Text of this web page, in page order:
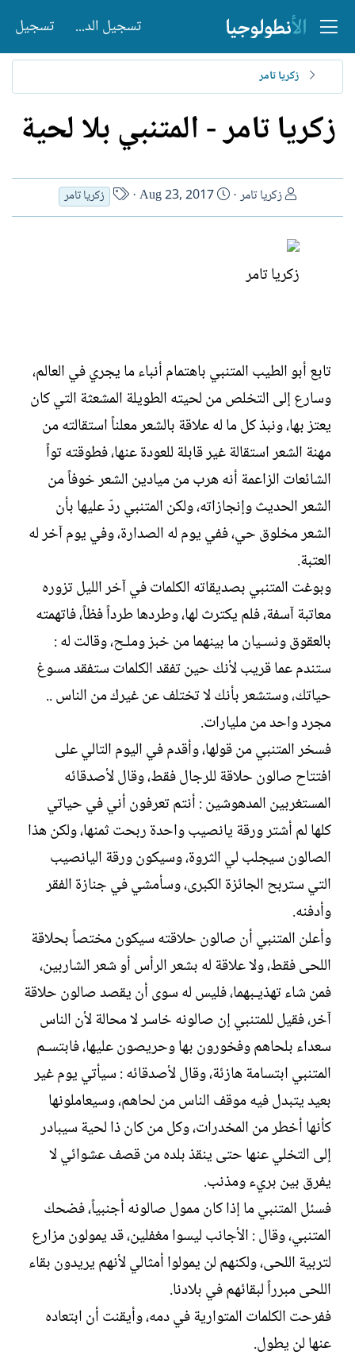
تسجيل الدخول تسجيل
زكريا تامر
زكريا تامر - المتنبي بلا لحية
ا
ل
زكريا تامر
ت
ا
ا
ء
Aug 23, 2017
ا
س
زكريا تامر
زكريا تامر
تابع أبو الطيب المتنبي باهتمام أنباء ما يجري في العالم،
وسارع إلى التخلص من لحيته الطويلة المشعثة التي كان
يعتز بها، ونبذ كل ما له علاقة بالشعر معلناً استقالته من
مهنة الشعر استقالة غير قابلة للعودة عنها، فطوقته تواً
الشائعات الزاعمة أنه هرب من ميادين الشعر خوفاً من
الشعر الحديث وإنجازاته، ولكن المتنبي ردّ عليها بأن
الشعر مخلوق حي، ففي يوم له الصدارة، وفي يوم آخر له
العتبة.
وبوغت المتنبي بصديقاته الكلمات في آخر الليل تزوره
معاتبة آسفة، فلم يكترث لها، وطردها طرداً فظاً، فاتهمته
بالعقوق ونسـيان ما بينهما من خبز وملـح، وقالت له :
ستندم عما قريب لأنك حين تفقد الكلمات ستفقد مسوغ
حياتك، وستشعر بأنك لا تختلف عن غيرك من الناس ..
مجرد واحد من مليارات.
فسخر المتنبي من قولها، وأقدم في اليوم التالي على
افتتاح صالون حلاقة للرجال فقط، وقال لأصدقائه
المستغربين المدهوشين : أنتم تعرفون أني في حياتي
كلها لم أشتر ورقة يانصيب واحدة ربحت ثمنها، ولكن هذا
الصالون سيجلب لي الثروة، وسيكون ورقة اليانصيب
التي ستربح الجائزة الكبرى، وسأمشي في جنازة الفقر
وأدفنه.
وأعلن المتنبي أن صالون حلاقته سيكون مختصاً بحلاقة
اللحى فقط، ولا علاقة له بشعر الرأس أو شعر الشاربين،
فمن شاء تهذيـبهما، فليس له سوى أن يقصد صالون حلاقة
آخر، فقيل للمتنبي إن صالونه خاسر لا محالة لأن الناس
سعداء بلحاهم وفخورون بها وحريصون عليها، فابتسـم
المتنبي ابتسامة هازئة، وقال لأصدقائه : سيأتي يوم غير
بعيد يتبدل فيه موقف الناس من لحاهم، وسيعاملونها
كأنها أخطر من المخدرات، وكل من كان ذا لحية سيبادر
إلى التخلي عنها حتى ينقذ بلده من قصف عشوائي لا
يفرق بين بريء ومذنب.
فسئل المتنبي ما إذا كان ممول صالونه أجنبياً، فضحك
المتنبي، وقال : الأجانب ليسوا مغفلين، قد يمولون مزارع
لتربية اللحى، ولكنهم لن يمولوا أمثالي لأنهم يريدون بقاء
اللحى مبرراً لبقائهم في بلادنا.
ففرحت الكلمات المتوارية في دمه، وأيقنت أن ابتعاده
عنها لن يطول.